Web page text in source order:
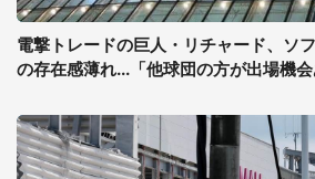
電撃トレードの巨人・リチャード、ソ
の存在感薄れ...「他球団の方が出場機